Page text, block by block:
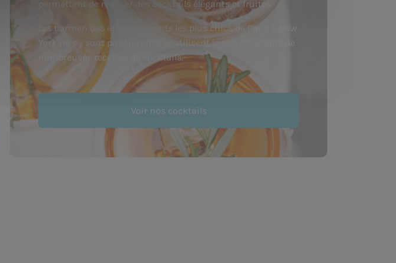
permettent de réaliser des cocktails élégants et fruités.
Les barmen des établissements les plus chics de Paris à New
York ne s’y sont pas trompés et utilisent le calvados dans de
nombreuses recettes de cocktails.
Voir nos cocktails